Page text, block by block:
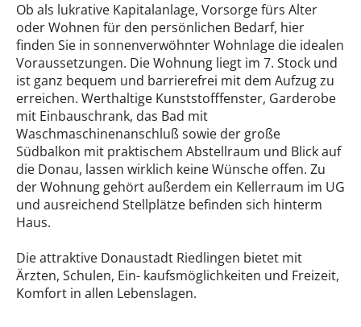
Ob als lukrative Kapitalanlage, Vorsorge fürs Alter
oder Wohnen für den persönlichen Bedarf, hier
finden Sie in sonnenverwöhnter Wohnlage die idealen
Voraussetzungen. Die Wohnung liegt im 7. Stock und
ist ganz bequem und barrierefrei mit dem Aufzug zu
erreichen. Werthaltige Kunststofffenster, Garderobe
mit Einbauschrank, das Bad mit
Waschmaschinenanschluß sowie der große
Südbalkon mit praktischem Abstellraum und Blick auf
die Donau, lassen wirklich keine Wünsche offen. Zu
der Wohnung gehört außerdem ein Kellerraum im UG
und ausreichend Stellplätze befinden sich hinterm
Haus.
Die attraktive Donaustadt Riedlingen bietet mit
Ärzten, Schulen, Ein- kaufsmöglichkeiten und Freizeit,
Komfort in allen Lebenslagen.